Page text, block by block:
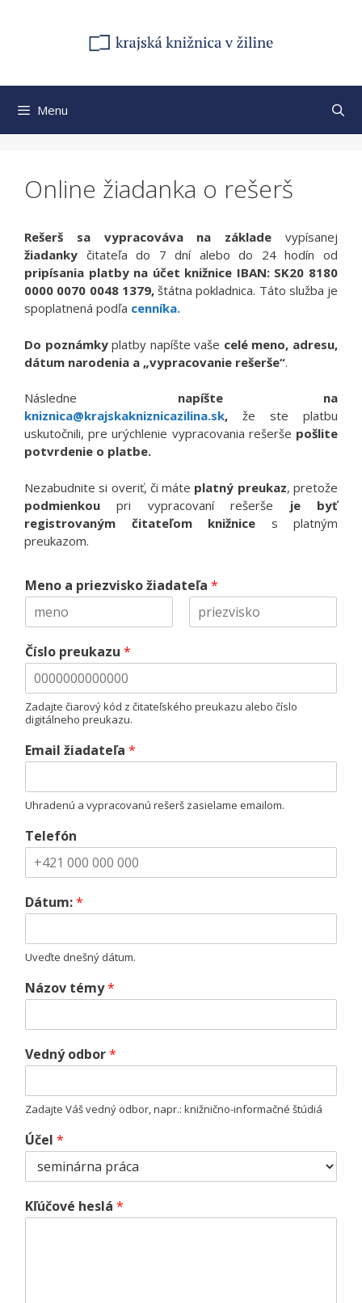
Menu
Online žiadanka o rešerš
Rešerš sa vypracováva na základe vypísanej
žiadanky čitateľa do 7 dní alebo do 24 hodín od
pripísania platby na účet knižnice IBAN: SK20 8180
0000 0070 0048 1379,štátna pokladnica. Táto služba je
spoplatnená podľa cenníka.
Do poznámkyplatby napíšte vaše celé meno, adresu,
dátum narodenia a „vypracovanie rešerše“.
Následne napíšte na
kniznica@krajskakniznicazilina.sk, že ste platbu
uskutočnili, pre urýchlenie vypracovania rešerše pošlite
potvrdenie o platbe.
Nezabudnite si overiť, či máte platný preukaz, pretože
podmienkou pri vypracovaní rešerše je byť
registrovaným čitateľom knižnice s platným
preukazom.
Meno a priezvisko žiadateľa *
i
rČíslo preukazu *
Zadajte čiarový kód z čitateľského preukazu alebo číslo
digitálneho preukazu.
Email žiadateľa *
Uhradenú a vypracovanú rešerš zasielame emailom.
Telefón
Dátum:*
Uveďte dnešný dátum.
Názov témy*
Vedný odbor*
Zadajte Váš vedný odbor, napr.: knižnično-informačné štúdiá
Účel *
Kľúčové heslá *